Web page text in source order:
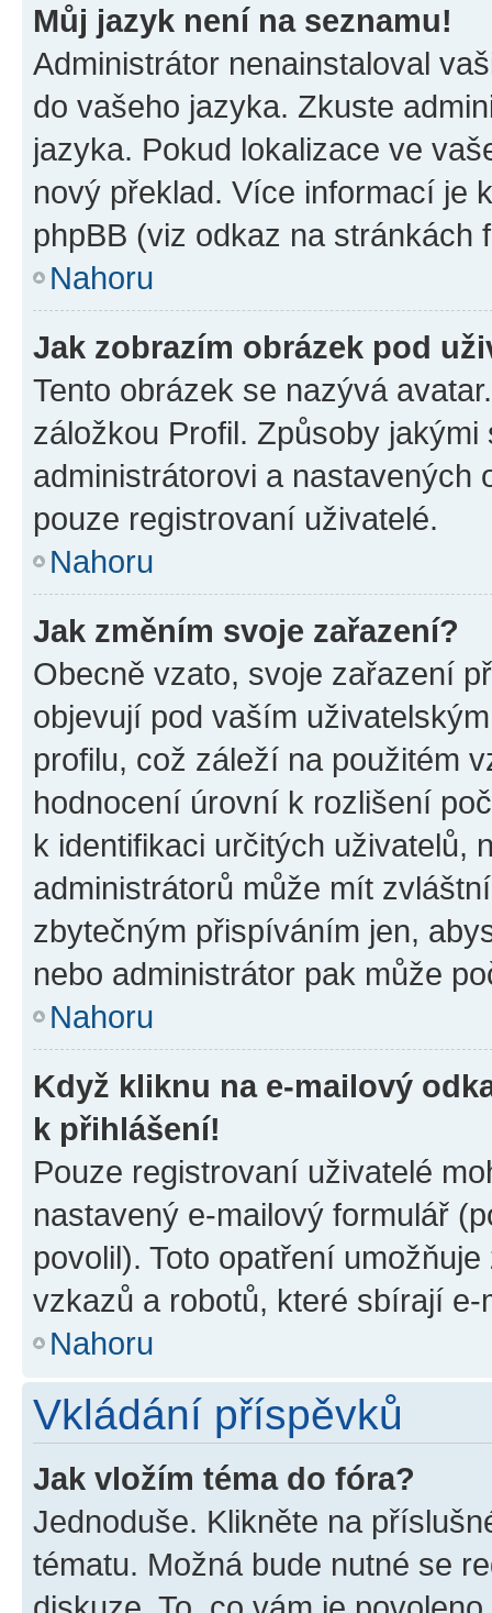
Můj jazyk není na seznamu!
Administrátor nenainstaloval
do vašeho jazyka. Zkuste
jazyka. Pokud lokalizace ve
nový překlad. Více informací je
phpBB (viz odkaz na stránkách
Nahoru
Jak zobrazím obrázek pod
Tento obrázek se nazývá
záložkou Profil. Způsoby
administrátorovi a nastavených
pouze registrovaní uživatelé.
Nahoru
Jak změním svoje zařazení?
Obecně vzato, svoje zařazení
objevují pod vaším
profilu, což záleží na použitém
hodnocení úrovní k rozlišení
k identifikaci určitých uživatelů,
administrátorů může mít
zbytečným přispíváním jen,
nebo administrátor pak může
Nahoru
Když kliknu na e-mailový
k přihlášení!
Pouze registrovaní uživatelé
nastavený e-mailový formulář
povolil). Toto opatření
vzkazů a robotů, které sbírají e-
Nahoru
Vkládání příspěvků
Jak vložím téma do fóra?
Jednoduše. Klikněte na
tématu. Možná bude nutné se